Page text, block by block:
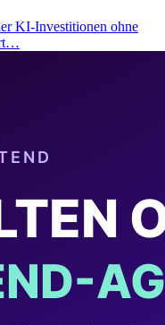
KI-Investitionen ohne